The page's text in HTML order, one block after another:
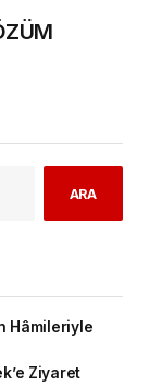
ARA
Ziyaret